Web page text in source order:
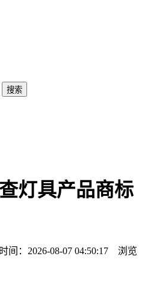
搜索
灯具产品商标
：2026-08-07 04:50:17 浏览